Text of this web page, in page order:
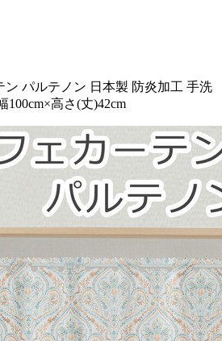
ン パルテノン 日本製 防炎加工 手洗
100cm×高さ(丈)42cm